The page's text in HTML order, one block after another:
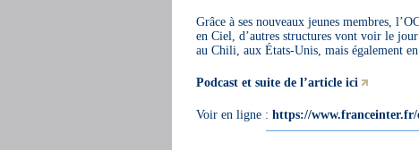
Grâce à ses nouveaux jeunes membres,
en Ciel, d’autres structures vont voir le
au Chili, aux États-Unis, mais également
Podcast et suite de l’article ici
Voir en ligne : https://www.franceinter.fr/